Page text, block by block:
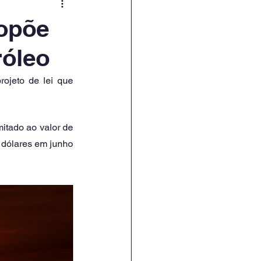
de lei que
ao valor de
em junho